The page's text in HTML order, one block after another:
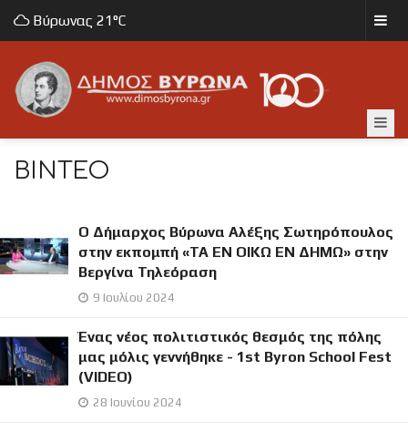
Βύρωνας 21°C
ΒΊΝΤΕΟ
Ο Δήμαρχος Βύρωνα Αλέξης Σωτηρόπουλος
στην εκπομπή «ΤΑ ΕΝ ΟΙΚΩ ΕΝ ΔΗΜΩ» στην
Βεργίνα Τηλεόραση
9 Ιουλίου 2024
Ένας νέος πολιτιστικός θεσμός της πόλης
μας μόλις γεννήθηκε - 1st Byron School Fest
(VIDEO)
28 Ιουνίου 2024